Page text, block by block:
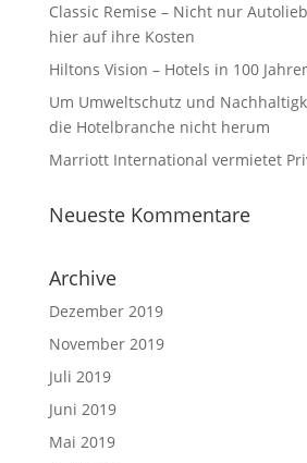
Classic Remise – Nicht nur
hier auf ihre Kosten
Hiltons Vision – Hotels in 100
Um Umweltschutz und
die Hotelbranche nicht herum⁩
Marriott International vermietet
Neueste Kommentare
Archive
Dezember 2019
November 2019
Juli 2019
Juni 2019
Mai 2019